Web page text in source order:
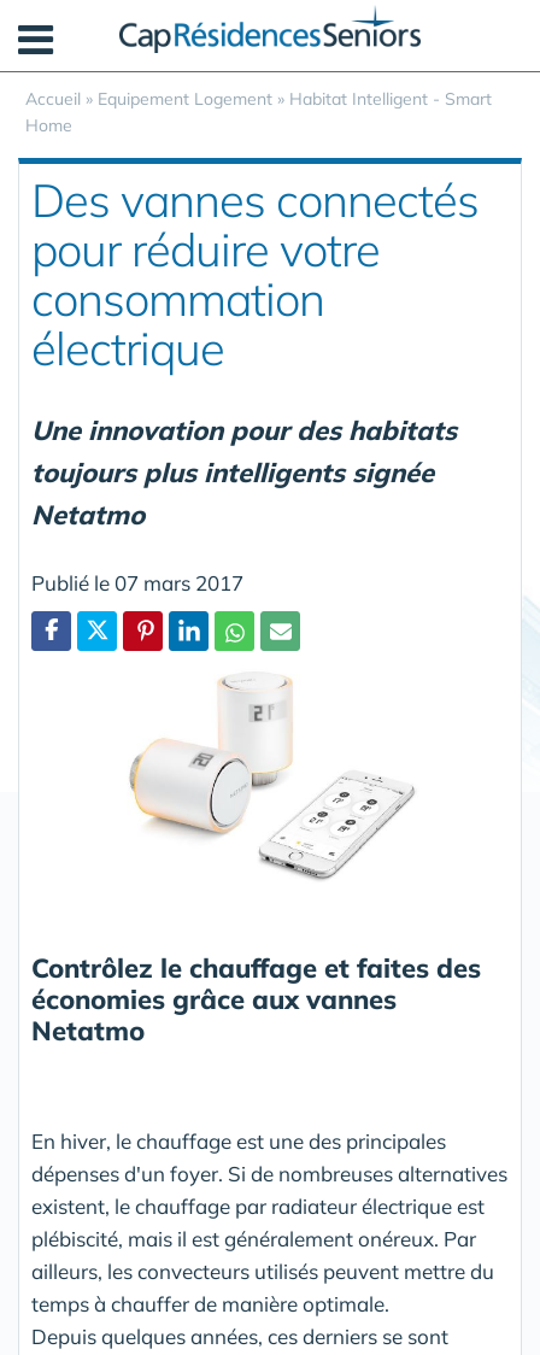
Accueil » Equipement Logement » Habitat Intelligent - Smart
Home
Des vannes connectés
pour réduire votre
consommation
électrique
Une innovation pour des habitats
toujours plus intelligents signée
Netatmo
Publié le 07 mars 2017
Contrôlez le chauffage et faites des
économies grâce aux vannes
Netatmo
En hiver, le chauffage est une des principales
dépenses d'un foyer. Si de nombreuses alternatives
existent, le chauffage par radiateur électrique est
plébiscité, mais il est généralement onéreux. Par
ailleurs, les convecteurs utilisés peuvent mettre du
temps à chauffer de manière optimale.
Depuis quelques années, ces derniers se sont
Panneau de gestion des cookies